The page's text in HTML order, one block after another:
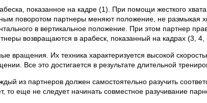
показанное на кадре (1). При помощи жесткого
поворотом партнеры меняют положение, не размыкая
в вертикальное положение. При этом партнер
возвращаются в арабеск, показанный на кадрах (3, 4,
вращения. Их техника характеризуется высокой
Все это достигается в результате длительной
из партнеров должен самостоятельно разучить
еще не следует начинать совместное разучивание